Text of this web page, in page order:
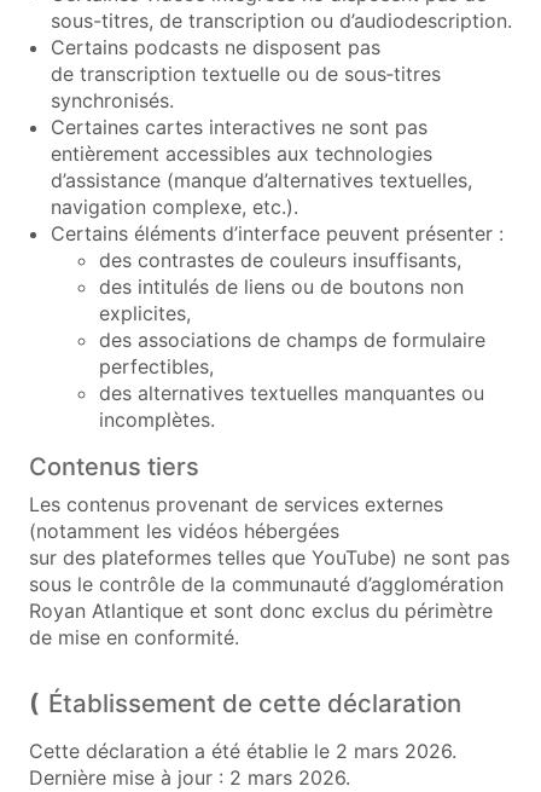
sous-titres, de transcription ou d’audiodescription.
Certains podcasts ne disposent pas
de transcription textuelle ou de sous‑titres
synchronisés.
Certaines cartes interactives ne sont pas
entièrement accessibles aux technologies
d’assistance (manque d’alternatives textuelles,
navigation complexe, etc.).
Certains éléments d’interface peuvent présenter :
des contrastes de couleurs insuffisants,
des intitulés de liens ou de boutons non
explicites,
des associations de champs de formulaire
perfectibles,
des alternatives textuelles manquantes ou
incomplètes.
Contenus tiers
Les contenus provenant de services externes
(notamment les vidéos hébergées
sur des plateformes telles que YouTube) ne sont pas
sous le contrôle de la communauté d’agglomération
Royan Atlantique et sont donc exclus du périmètre
de mise en conformité.
Établissement de cette déclaration
Cette déclaration a été établie le 2 mars 2026.
Dernière mise à jour : 2 mars 2026.